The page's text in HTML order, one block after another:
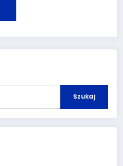
Szukaj